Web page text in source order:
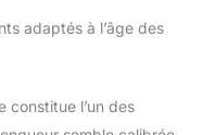
est
à l'usure et
adaptés à l’âge des
constitue l’un des